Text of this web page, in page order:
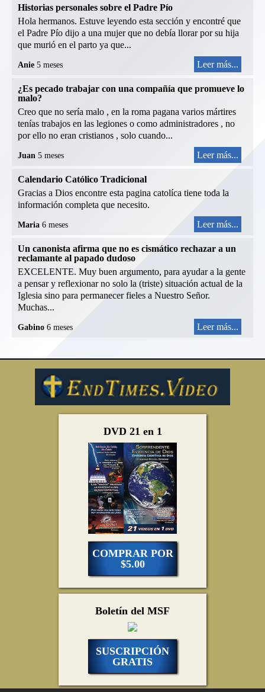
Historias personales sobre el Padre Pío
Hola hermanos. Estuve leyendo esta sección y encontré que
el Padre Pío dijo a una mujer que no debía llorar por su hija
que murió en el parto ya que...
Anie 5 meses Leer más...
¿Es pecado trabajar con una compañía que promueve lo
malo?
Creo que no sería malo , en la roma pagana varios mártires
tenías trabajos en las legiones o como administradores , no
por ello no eran cristianos , solo cuando...
Juan 5 meses Leer más...
Calendario Católico Tradicional
Gracias a Dios encontre esta pagina catolíca tiene toda la
información completa que necesito.
Maria 6 meses Leer más...
Un canonista afirma que no es cismático rechazar a un
reclamante al papado dudoso
EXCELENTE. Muy buen argumento, para ayudar a la gente
a pensar y reflexionar no solo la (triste) situación actual de la
Iglesia sino para permanecer fieles a Nuestro Señor.
Muchas...
Gabino 6 meses Leer más...
DVD 21 en 1
COMPRAR POR
$5.00
Boletín del MSF
SUSCRIPCIÓN
GRATIS